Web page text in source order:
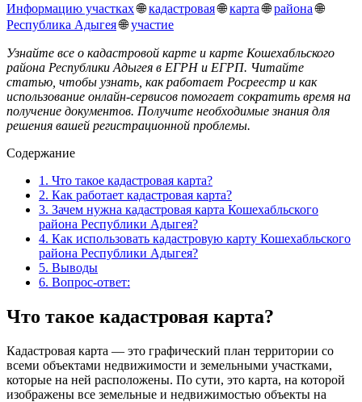
Информацию участках🌐кадастровая🌐карта🌐района🌐
Республика Адыгея🌐участие
Узнайте все о кадастровой карте и карте Кошехабльского
района Республики Адыгея в ЕГРН и ЕГРП. Читайте
статью, чтобы узнать, как работает Росреестр и как
использование онлайн-сервисов помогает сократить время на
получение документов. Получите необходимые знания для
решения вашей регистрационной проблемы.
Содержание
1. Что такое кадастровая карта?
2. Как работает кадастровая карта?
3. Зачем нужна кадастровая карта Кошехабльского
района Республики Адыгея?
4. Как использовать кадастровую карту Кошехабльского
района Республики Адыгея?
5. Выводы
6. Вопрос-ответ:
Что такое кадастровая карта?
Кадастровая карта — это графический план территории со
всеми объектами недвижимости и земельными участками,
которые на ней расположены. По сути, это карта, на которой
изображены все земельные и недвижимостью объекты на